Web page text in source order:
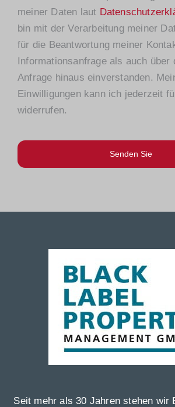
meiner Daten laut
bin mit der Verarbeitung meiner
für die Beantwortung meiner
Informationsanfrage als auch über
Anfrage hinaus einverstanden.
Einwilligungen kann ich jederzeit
widerrufen.
Senden Sie
Seit mehr als 30 Jahren stehen wir